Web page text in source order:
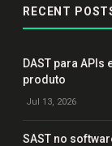
RECENT
DAST para
produto
Jul 13, 2026
SAST no